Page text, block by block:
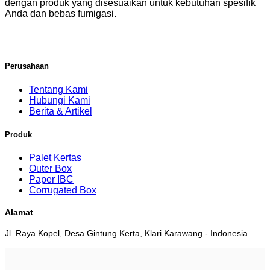
dengan produk yang disesuaikan untuk kebutuhan spesifik
Anda dan bebas fumigasi.
Perusahaan
Tentang Kami
Hubungi Kami
Berita & Artikel
Produk
Palet Kertas
Outer Box
Paper IBC
Corrugated Box
Alamat
Jl. Raya Kopel, Desa Gintung Kerta, Klari Karawang - Indonesia